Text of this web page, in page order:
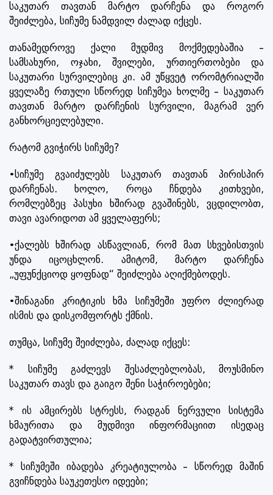
საკუთარ თავთან მარტო დარჩენა და როგორ
შეიძლება, სიჩუმე ნამდვილ ძალად იქცეს.
თანამედროვე ქალი მუდმივ მოქმედებაშია –
სამსახური, ოჯახი, შვილები, ურთიერთობები და
საკუთარი სურვილებიც კი. ამ უწყვეტ ორომტრიალში
ყველაზე რთული სწორედ სიჩუმეა ხოლმე – საკუთარ
თავთან მარტო დარჩენის სურვილი, მაგრამ ვერ
განხორციელებული.
რატომ გვიჭირს სიჩუმე?
•სიჩუმე გვაიძულებს საკუთარ თავთან პირისპირ
დარჩენას. ხოლო, როცა ჩნდება კითხვები,
რომლებზეც პასუხი ხშირად გვაშინებს, ვცდილობთ,
თავი ავარიდოთ ამ ყველაფერს;
•ქალებს ხშირად ასწავლიან, რომ მათ სხვებისთვის
უნდა იცოცხლონ. ამიტომ, მარტო დარჩენა
„უფუნქციოდ ყოფნად“ შეიძლება აღიქმებოდეს.
•შინაგანი კრიტიკის ხმა სიჩუმეში უფრო ძლიერად
ისმის და დისკომფორტს ქმნის.
თუმცა, სიჩუმე შეიძლება, ძალად იქცეს:
* სიჩუმე გაძლევს შესაძლებლობას, მოუსმინო
საკუთარ თავს და გაიგო შენი საჭიროებები;
* ის ამცირებს სტრესს, რადგან ნერვული სისტემა
ხმაურითა და მუდმივი ინფორმაციით ისედაც
გადატვირთულია;
* სიჩუმეში იბადება კრეატიულობა – სწორედ მაშინ
გვიჩნდება საუკეთესო იდეები;